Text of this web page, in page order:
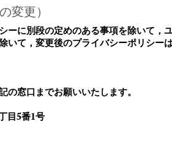
変更）
ーに別段の定めのある事項を除いて，
いて，変更後のプライバシーポリシー
窓口までお願いいたします。
目5番1号